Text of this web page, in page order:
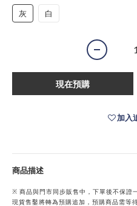
灰 白
現在預購
加入
商品描述
※ 商品與門市同步販售中，下單後不保證
現貨售鑿將轉為預購追加，預購商品需